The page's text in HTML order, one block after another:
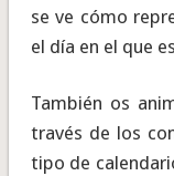
se ve cómo
el día en el que
También os
través de los
tipo de